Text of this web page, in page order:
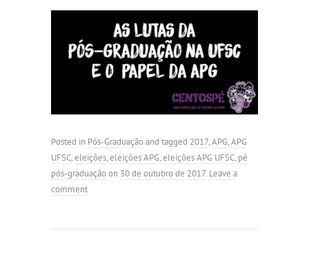
Posted in Pós-Graduaçãoand tagged 2017,APG,APG
UFSC,eleições,eleições APG,eleições APG UFSC, pé
pós-graduaçãoon 30 de outubro de 2017. Leave a
comment